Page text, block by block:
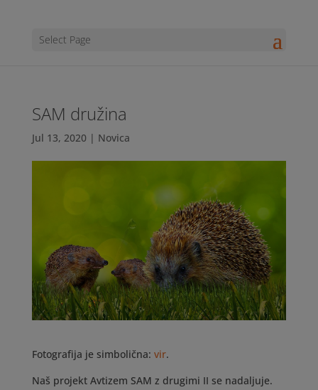
Select Page
SAM družina
Jul 13, 2020| Novica
Fotografija je simbolična: vir.
Naš projekt Avtizem SAM z drugimi II se nadaljuje.